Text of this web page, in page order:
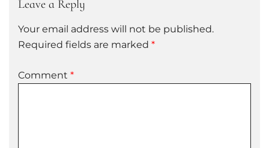
Leave a Reply
Your email address will not be published.
Required fields are marked *
Comment *